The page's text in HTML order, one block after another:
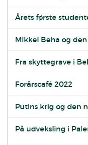
Årets første
Mikkel Beha og
Fra skyttegrave i
Forårscafé 2022
Putins krig og den
På udveksling i